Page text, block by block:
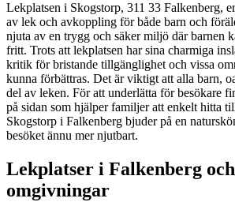
Lekplatsen i Skogstorp, 311 33 Falkenberg,
av lek och avkoppling för både barn och
njuta av en trygg och säker miljö där barnen
fritt. Trots att lekplatsen har sina charmiga
kritik för bristande tillgänglighet och vissa
kunna förbättras. Det är viktigt att alla barn,
del av leken. För att underlätta för besökare
på sidan som hjälper familjer att enkelt hitta
Skogstorp i Falkenberg bjuder på en
besöket ännu mer njutbart.
Lekplatser i Falkenberg
omgivningar